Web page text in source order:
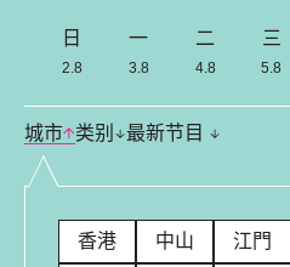
日 一 二 三
2.8 3.8 4.8 5.8
城市 类别 最新节目
香港 中山 江門